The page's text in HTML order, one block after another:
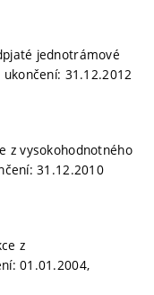
jednotrámové
31.12.2012
z vysokohodnotného
31.12.2010
z
01.01.2004,